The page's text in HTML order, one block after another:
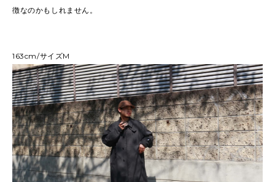
徴なのかもしれません。
163cm/サイズM